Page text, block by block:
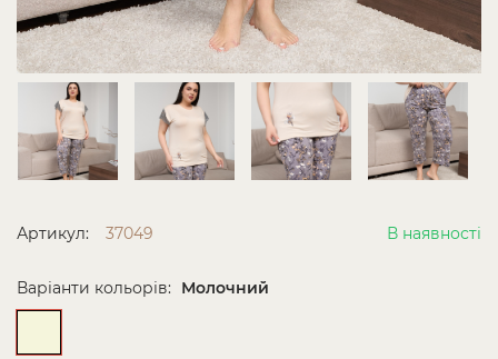
Артикул: 37049 В наявності
Варіанти кольорів: Молочний